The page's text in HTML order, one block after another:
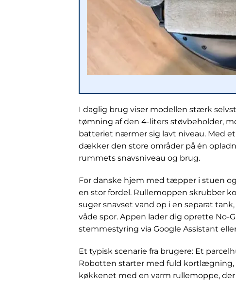
I daglig brug viser modellen stærk
tømning af den 4-liters støvbeholder,
batteriet nærmer sig lavt niveau. Med
dækker den store områder på én
rummets snavsniveau og brug.
For danske hjem med tæpper i stuen
en stor fordel. Rullemoppen skrubber
suger snavset vand op i en separat
våde spor. Appen lader dig oprette No-
stemmestyring via Google Assistant
Et typisk scenarie fra brugere: Et
Robotten starter med fuld
køkkenet med en varm rullemoppe,